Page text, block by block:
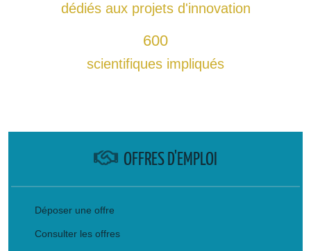
dédiés aux projets d'innovation
600
scientifiques impliqués
OFFRES D'EMPLOI
Déposer une offre
Consulter les offres